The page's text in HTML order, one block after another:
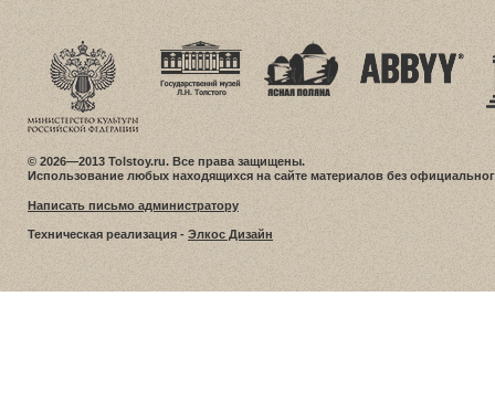
© 2026—2013 Tolstoy.ru. Все права защищены.
Использование любых находящихся на сайте материалов без
Написать письмо администратору
Техническая реализация - Элкос Дизайн